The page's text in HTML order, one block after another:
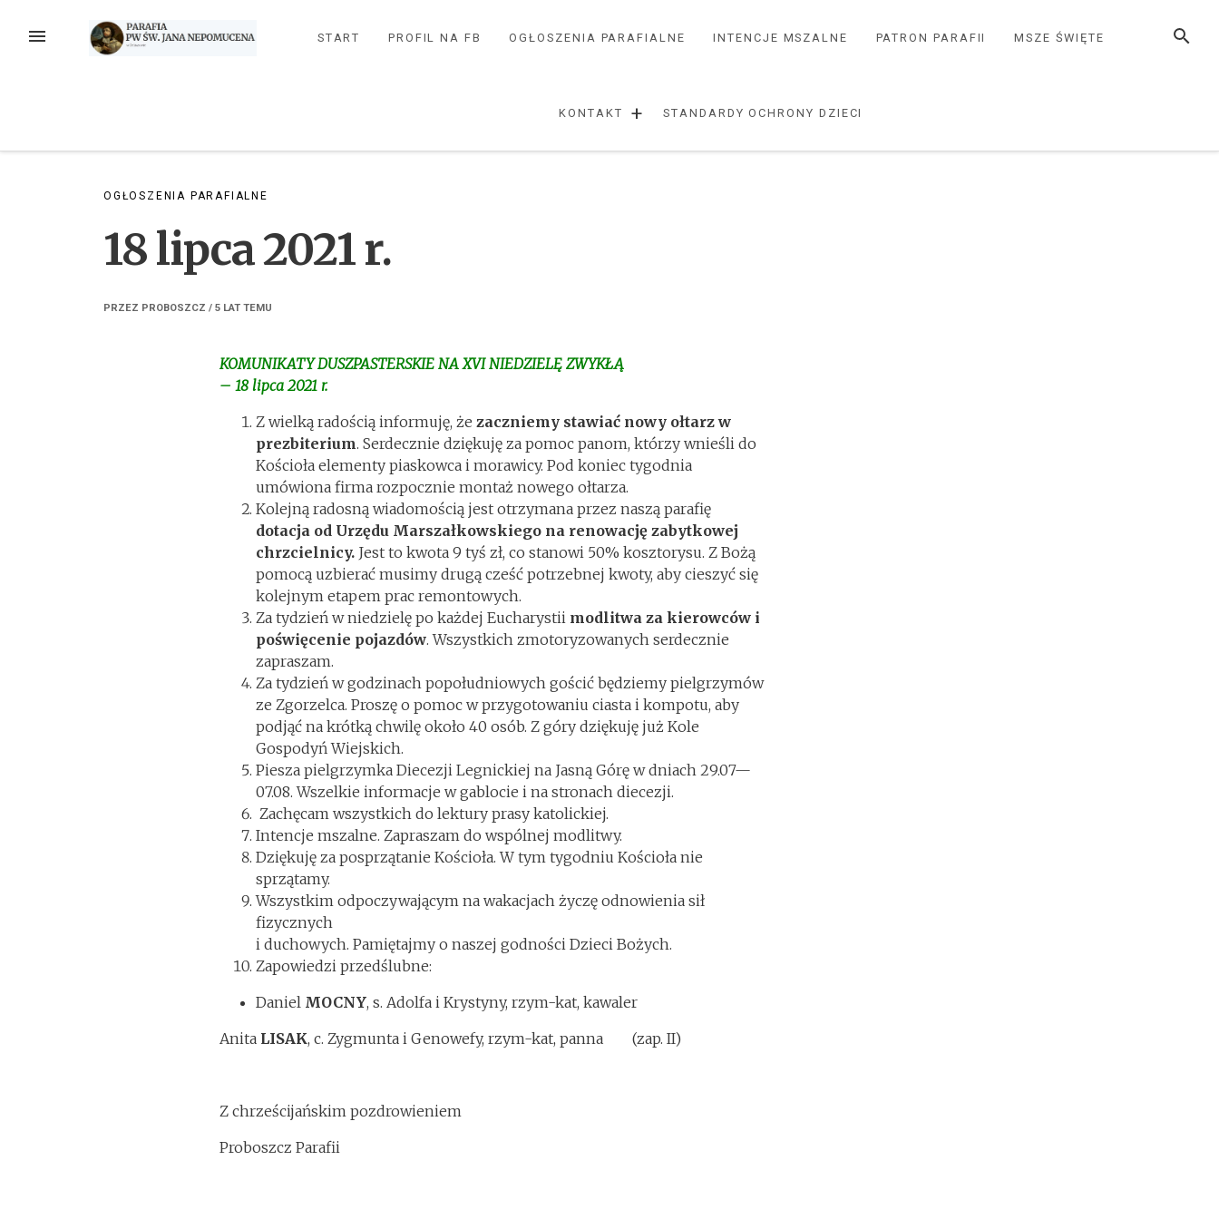
MENU SZUKAJ
START PROFIL NA FB OGŁOSZENIA PARAFIALNE INTENCJE MSZALNE PATRON PARAFII MSZE ŚWIĘTE
KONTAKT + STANDARDY OCHRONY DZIECI
OGŁOSZENIA PARAFIALNE
18 lipca 2021 r.
PRZEZ PROBOSZCZ / 5 LAT TEMU
KOMUNIKATY DUSZPASTERSKIE NA XVI NIEDZIELĘ ZWYKŁĄ
– 18 lipca 2021 r.
Z wielką radością informuję, żezaczniemy stawiać nowy ołtarz w
prezbiterium. Serdecznie dziękuję za pomoc panom, którzy wnieśli do
Kościoła elementy piaskowca i morawicy. Pod koniec tygodnia
umówiona firma rozpocznie montaż nowego ołtarza.
Kolejną radosną wiadomością jest otrzymana przez naszą parafię
dotacja od Urzędu Marszałkowskiego na renowację zabytkowej
chrzcielnicy. Jest to kwota 9 tyś zł, co stanowi 50% kosztorysu. Z Bożą
pomocą uzbierać musimy drugą cześć potrzebnej kwoty, aby cieszyć się
kolejnym etapem prac remontowych.
Za tydzień w niedzielę po każdej Eucharystii modlitwa za kierowców i
poświęcenie pojazdów. Wszystkich zmotoryzowanych serdecznie
zapraszam.
Za tydzień w godzinach popołudniowych gościć będziemy pielgrzymów
ze Zgorzelca. Proszę o pomoc w przygotowaniu ciasta i kompotu, aby
podjąć na krótką chwilę około 40 osób. Z góry dziękuję już Kole
Gospodyń Wiejskich.
Piesza pielgrzymka Diecezji Legnickiej na Jasną Górę w dniach 29.07—
07.08. Wszelkie informacje w gablocie i na stronach diecezji.
Zachęcam wszystkich do lektury prasy katolickiej.
Intencje mszalne. Zapraszam do wspólnej modlitwy.
Dziękuję za posprzątanie Kościoła. W tym tygodniu Kościoła nie
sprzątamy.
Wszystkim odpoczywającym na wakacjach życzę odnowienia sił
fizycznych
i duchowych. Pamiętajmy o naszej godności Dzieci Bożych.
Zapowiedzi przedślubne:
Daniel MOCNY, s. Adolfa i Krystyny, rzym-kat, kawaler
Anita LISAK, c. Zygmunta i Genowefy, rzym-kat, panna (zap. II)
Z chrześcijańskim pozdrowieniem
Proboszcz Parafii